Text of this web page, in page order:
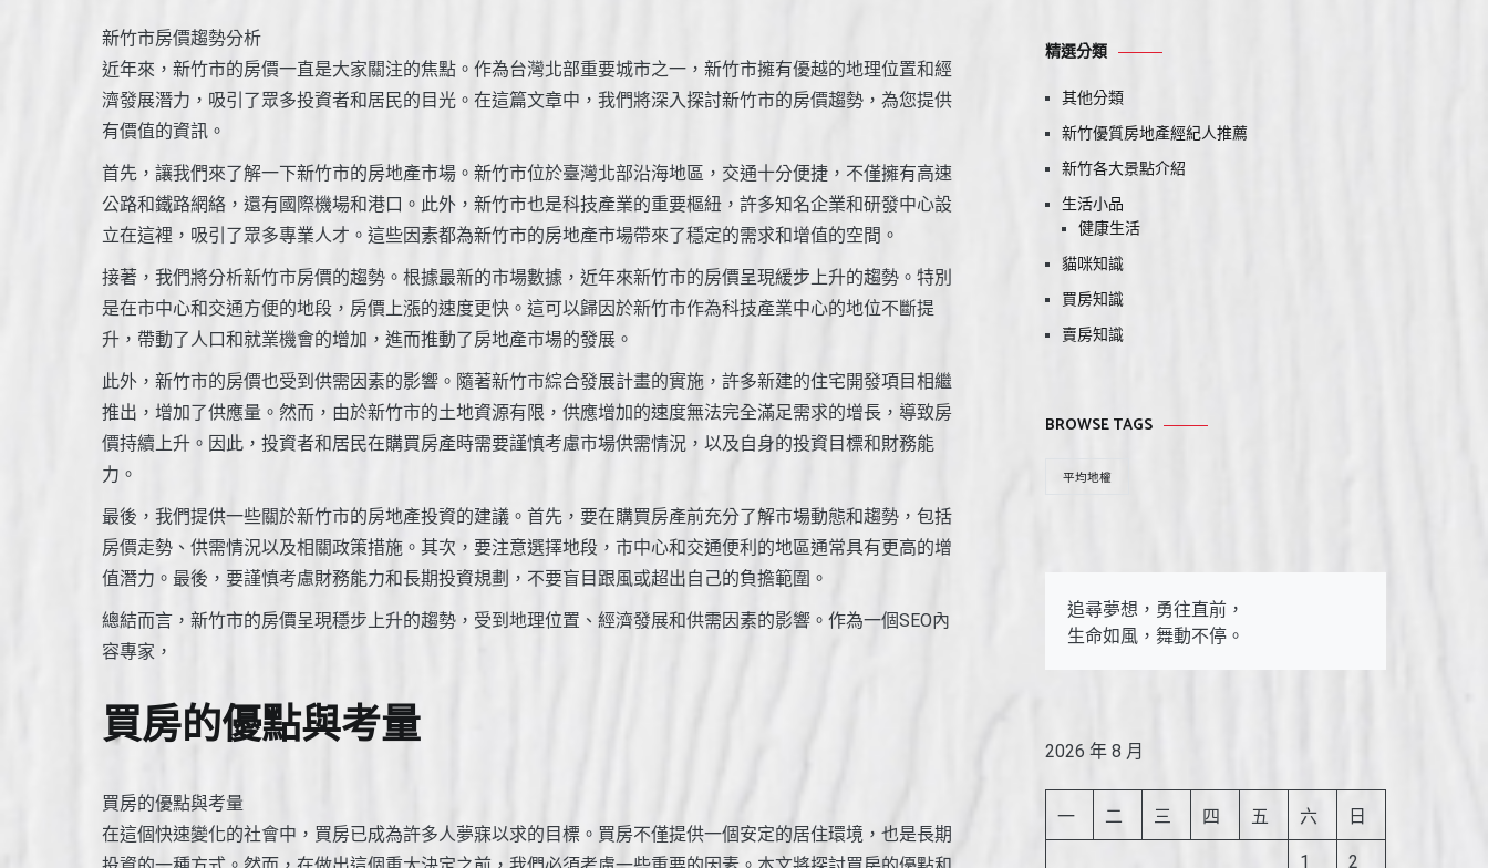
新竹市房價趨勢分析
近年來，新竹市的房價一直是大家關注的焦點。作為台灣北部重要城市之一，新竹市擁有優越的地理位置和經
濟發展潛力，吸引了眾多投資者和居民的目光。在這篇文章中，我們將深入探討新竹市的房價趨勢，為您提供
有價值的資訊。
首先，讓我們來了解一下新竹市的房地產市場。新竹市位於臺灣北部沿海地區，交通十分便捷，不僅擁有高速
公路和鐵路網絡，還有國際機場和港口。此外，新竹市也是科技產業的重要樞紐，許多知名企業和研發中心設
立在這裡，吸引了眾多專業人才。這些因素都為新竹市的房地產市場帶來了穩定的需求和增值的空間。
接著，我們將分析新竹市房價的趨勢。根據最新的市場數據，近年來新竹市的房價呈現緩步上升的趨勢。特別
是在市中心和交通方便的地段，房價上漲的速度更快。這可以歸因於新竹市作為科技產業中心的地位不斷提
升，帶動了人口和就業機會的增加，進而推動了房地產市場的發展。
此外，新竹市的房價也受到供需因素的影響。隨著新竹市綜合發展計畫的實施，許多新建的住宅開發項目相繼
推出，增加了供應量。然而，由於新竹市的土地資源有限，供應增加的速度無法完全滿足需求的增長，導致房
價持續上升。因此，投資者和居民在購買房產時需要謹慎考慮市場供需情況，以及自身的投資目標和財務能
力。
最後，我們提供一些關於新竹市的房地產投資的建議。首先，要在購買房產前充分了解市場動態和趨勢，包括
房價走勢、供需情況以及相關政策措施。其次，要注意選擇地段，市中心和交通便利的地區通常具有更高的增
值潛力。最後，要謹慎考慮財務能力和長期投資規劃，不要盲目跟風或超出自己的負擔範圍。
總結而言，新竹市的房價呈現穩步上升的趨勢，受到地理位置、經濟發展和供需因素的影響。作為一個SEO內
容專家，
買房的優點與考量
買房的優點與考量
在這個快速變化的社會中，買房已成為許多人夢寐以求的目標。買房不僅提供一個安定的居住環境，也是長期
精選分類
其他分類
新竹優質房地產經紀人推薦
新竹各大景點介紹
生活小品
健康生活
貓咪知識
買房知識
賣房知識
BROWSE TAGS
平均地權
追尋夢想，勇往直前，
生命如風，舞動不停。
2026 年 8 月
一 二 三 四 五 六 日
1 2